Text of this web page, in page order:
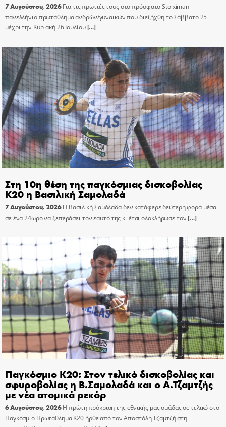
7 Αυγούστου, 2026 Για τις πρωτιές τους στο πρόσφατο Stoiximan
πανελλήνιο πρωτάθλημα ανδρών/γυναικών που διεξήχθη το Σάββατο 25
μέχρι την Κυριακή 26 Ιουλίου[…]
Στη 10η θέση της παγκόσμιας δισκοβολίας
Κ20 η Βασιλική Σαμολαδά
7 Αυγούστου, 2026 Η Βασιλική Σαμόλαδα δεν κατάφερε δεύτερη φορά μέσα
σε ένα 24ωρο να ξεπεράσει τον εαυτό της κι έτσι ολοκλήρωσε τον[…]
Παγκόσμιο Κ20: Στον τελικό δισκοβολίας και
σφυροβολίας η Β.Σαμολαδά και ο Α.Τζαμτζής
με νέα ατομικά ρεκόρ
6 Αυγούστου, 2026 Η πρώτη πρόκριση της εθνικής μας ομάδας σε τελικό στο
Παγκόσμιο Πρωτάθλημα Κ20 ήρθε από τον Αποστόλη Τζαμτζή στη